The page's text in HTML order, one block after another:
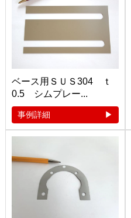
ベース用ＳＵＳ304 ｔ
0.5 シムプレー...
事例詳細